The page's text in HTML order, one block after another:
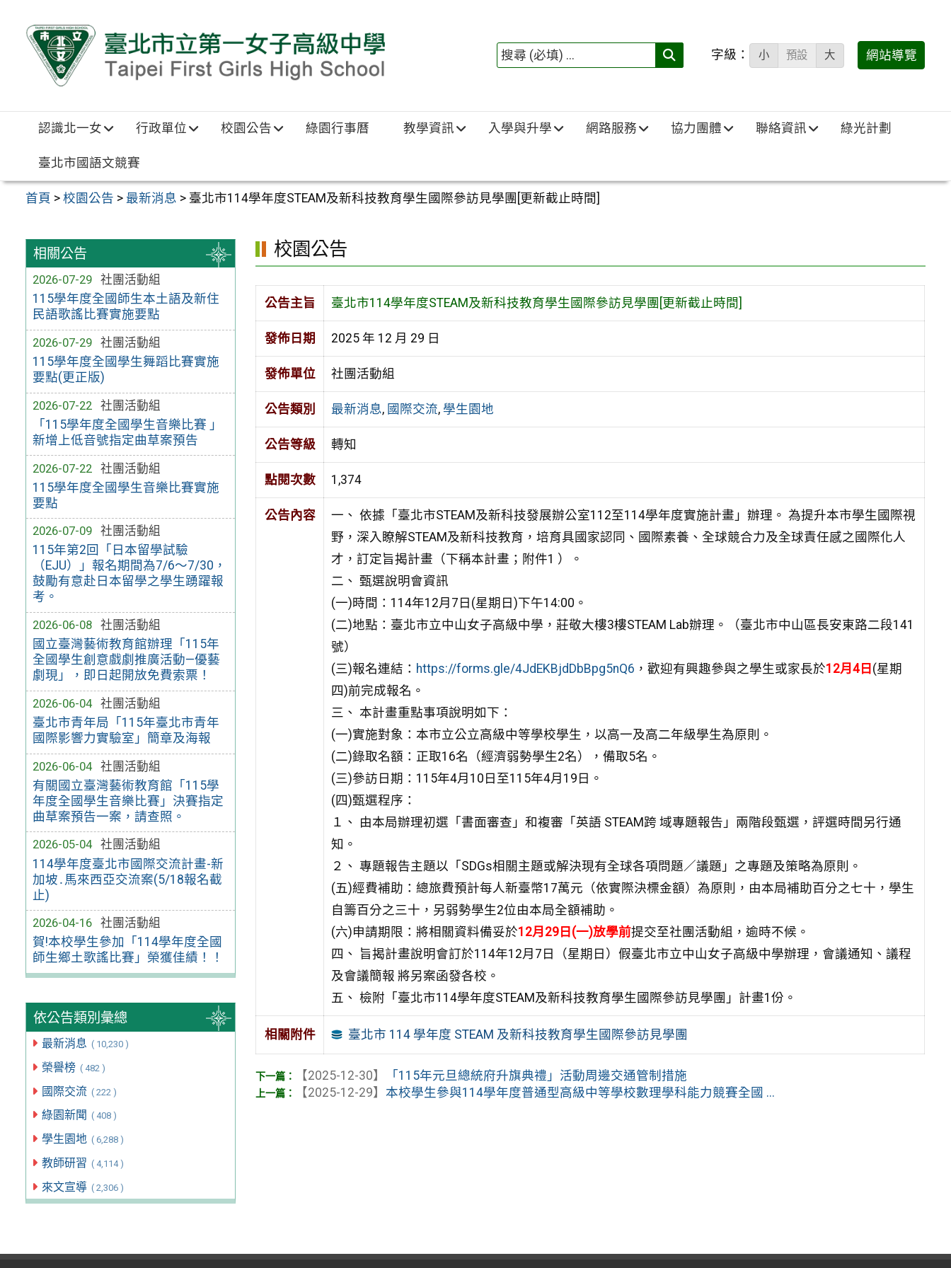
搜
填)：
字級： 小 預設 大 網站導覽
認識北一女 行政單位 校園公告 綠園行事曆 教學資訊 入學與升學 網路服務 協力團體 聯絡資訊 綠光計劃
臺北市國語文競賽
首頁 >校園公告 > 最新消息 > 臺北市114學年度STEAM及新科技教育學生國際參訪見學團[更新截止時間]
相關公告
2026-07-29
社團活動組
115學年度全國師生本土語及新住
民語歌謠比賽實施要點
2026-07-29
社團活動組
115學年度全國學生舞蹈比賽實施
要點(更正版)
2026-07-22
社團活動組
「115學年度全國學生音樂比賽 」
新增上低音號指定曲草案預告
2026-07-22
社團活動組
115學年度全國學生音樂比賽實施
要點
2026-07-09
社團活動組
115年第2回「日本留學試驗
（EJU）」報名期間為7/6～7/30，
鼓勵有意赴日本留學之學生踴躍報
考。
2026-06-08
社團活動組
國立臺灣藝術教育館辦理「115年
全國學生創意戲劇推廣活動—優藝
劇現」，即日起開放免費索票！
2026-06-04
社團活動組
臺北市青年局「115年臺北市青年
國際影響力實驗室」簡章及海報
2026-06-04
社團活動組
有關國立臺灣藝術教育館「115學
年度全國學生音樂比賽」決賽指定
曲草案預告一案，請查照。
2026-05-04
社團活動組
114學年度臺北市國際交流計畫-新
加坡․馬來西亞交流案(5/18報名截
止)
2026-04-16
社團活動組
賀!本校學生參加「114學年度全國
師生鄉土歌謠比賽」榮獲佳績！！
依公告類別彙總
最新消息 ( 10,230 )
榮譽榜 ( 482 )
國際交流 ( 222 )
綠園新聞 ( 408 )
學生園地 ( 6,288 )
教師研習 ( 4,114 )
來文宣導 ( 2,306 )
校園公告
公告主旨 臺北市114學年度STEAM及新科技教育學生國際參訪見學團[更新截止時間]
發佈日期 2025 年 12 月 29 日
發佈單位 社團活動組
公告類別 最新消息, 國際交流, 學生園地
公告等級 轉知
點閱次數 1,374
公告內容 一、 依據「臺北市STEAM及新科技發展辦公室112至114學年度實施計畫」辦理。 為提升本市學生國際視
野，深入瞭解STEAM及新科技教育， 培育具國家認同、國際素養、全球競合力及全球責任感之 國際化人
才，訂定旨揭計畫（下稱本計畫；附件1 ）。
二、 甄選說明會資訊
(一)時間：114年12月7日(星期日)下午14:00。
(二)地點：臺北市立中山女子高級中學，莊敬大樓3樓STEAM Lab辦理。（臺北市中山區長安東路二段141
號）
(三)報名連結： https://forms.gle/4JdEKBjdDbBpg5nQ6 ，歡迎有興趣參與之學生或家長於12月4日 (星期
四)前完成報名。
三、 本計畫重點事項說明如下：
(一)實施對象：本市立公立高級中等學校學生，以高一及高二年級學生為原則。
(二)錄取名額：正取16名（經濟弱勢學生2名），備取5名。
(三)參訪日期：115年4月10日至115年4月19日。
(四)甄選程序：
１、 由本局辦理初選「書面審查」和複審「英語 STEAM跨 域專題報告」兩階段甄選，評選時間另行通
知。
２、 專題報告主題以「SDGs相關主題或解決現有全球各項 問題／議題」之專題及策略為原則。
(五)經費補助：總旅費預計每人新臺幣17萬元（依實際決標金額）為原則，由本局補助百分之七十，學生
自籌百分之三十，另弱勢學生2位由本局全額補助。
(六)申請期限：將相關資料備妥於12月29日(一)放學前提交至社團活動組，逾時不候 。
四、 旨揭計畫說明會訂於114年12月7日（星期日）假臺北市立中山女子高級中學辦理，會議通知、議程
及會議簡報 將另案函發各校。
五、 檢附「臺北市114學年度STEAM及新科技教育學生國際參訪 見學團」計畫1份。
相關附件 臺北市 114 學年度 STEAM 及新科技教育學生國際參訪見學團
【2025-12-30】
「115年元旦總統府升旗典禮」活動周邊交通管制措施
【2025-12-29】本校學生參與114學年度普通型高級中等學校數理學科能力競賽全國 ...